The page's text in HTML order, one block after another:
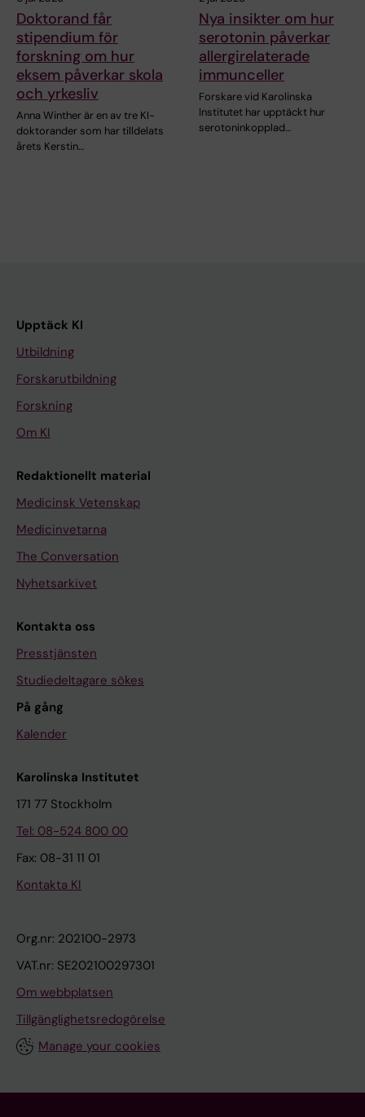
Doktorand får
stipendium för
forskning om hur
eksem påverkar skola
och yrkesliv
Anna Winther är en av tre KI-
doktorander som har tilldelats
årets Kerstin…
Nya insikter om hur
serotonin påverkar
allergirelaterade
immunceller
Forskare vid Karolinska
Institutet har upptäckt hur
serotoninkopplad…
Upptäck KI
Utbildning
Forskarutbildning
Forskning
Om KI
Redaktionellt material
Medicinsk Vetenskap
Medicinvetarna
The Conversation
Nyhetsarkivet
Kontakta oss
Presstjänsten
Studiedeltagare sökes
På gång
Kalender
Karolinska Institutet
171 77 Stockholm
Tel: 08-524 800 00
Fax: 08-31 11 01
Kontakta KI
Org.nr: 202100-2973
VAT.nr: SE202100297301
Om webbplatsen
Tillgänglighetsredogörelse
Manage your cookies